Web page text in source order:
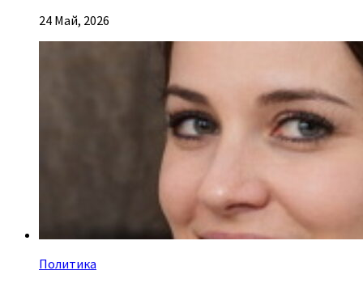
24 Май, 2026
Политика